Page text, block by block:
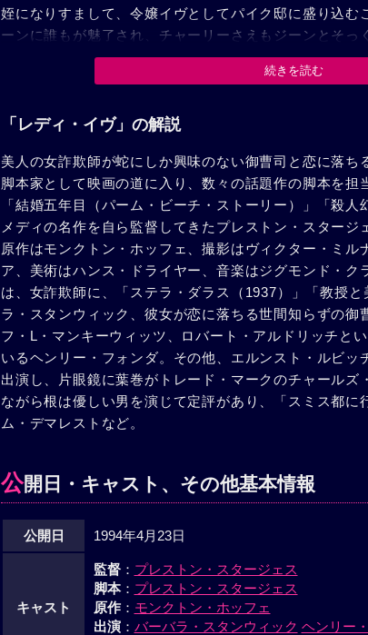
姪になりすまして、令嬢イヴとしてパイク邸に盛り込む
ーンに誰もが魅了され、チャーリーさえもジーンとそっ
物と気づかぬまま再び彼女に引かれていく。そして、つ
ましているジーンに再びプロポーズしてしまう。初めは
ーリーは再び乗った豪華客船の中でジーンと父親に再会
合うのだった。
続きを読む
「レディ・イヴ」の解説
美人の女詐欺師が蛇にしか興味のない御曹司と恋に落ち
脚本家として映画の道に入り、数々の話題作の脚本を担
「結婚五年目（パーム・ビーチ・ストーリー）」「殺
メディの名作を自ら監督してきたプレストン・スタージ
原作はモンクトン・ホッフェ、撮影はヴィクター・ミル
ア、美術はハンス・ドライヤー、音楽はジグモンド・ク
は、女詐欺師に、「ステラ・ダラス（1937）」「教授
ラ・スタンウィック、彼女が恋に落ちる世間知らずの御
フ・L・マンキーウィッツ、ロバート・アルドリッチと
いるヘンリー・フォンダ。その他、エルンスト・ルビッ
出演し、片眼鏡に葉巻がトレード・マークのチャールズ
ながら根は優しい男を演じて定評があり、「スミス都に
ム・デマレストなど。
公開日・キャスト、その他基本情報
公開日 1994年4月23日
キャスト
監督： プレストン・スタージェス
脚本： プレストン・スタージェス
原作： モンクトン・ホッフェ
出演： バーバラ・スタンウィック ヘンリー